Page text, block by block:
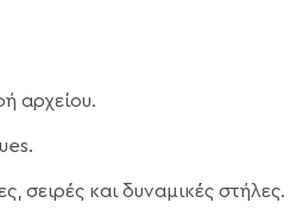
αρχείου.
σειρές και δυναμικές στήλες.